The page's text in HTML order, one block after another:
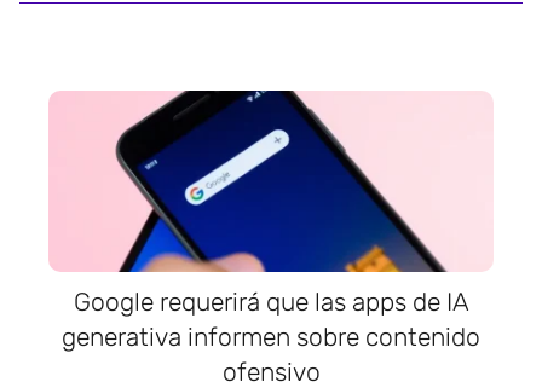
Google requerirá que las apps de IA
generativa informen sobre contenido
ofensivo